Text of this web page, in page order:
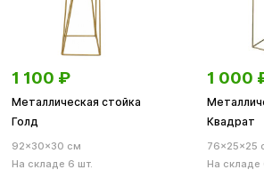
1 100 ₽
Металлическая стойка
Голд
92×30×30 см
На складе 6 шт.
1 000
Квадрат
76×25×25
На складе